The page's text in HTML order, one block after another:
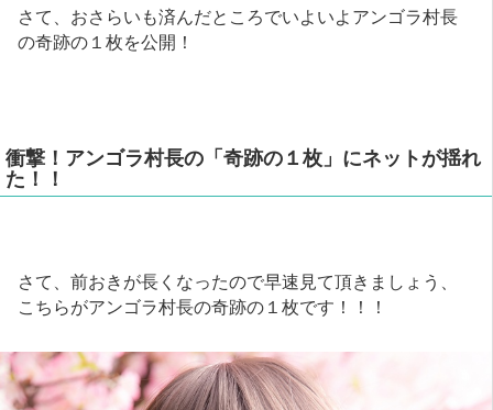
さて、おさらいも済んだところでいよいよアンゴラ村長
の奇跡の１枚を公開！
衝撃！アンゴラ村長の「奇跡の１枚」にネットが揺れ
た！！
さて、前おきが長くなったので早速見て頂きましょう、
こちらがアンゴラ村長の奇跡の１枚です！！！